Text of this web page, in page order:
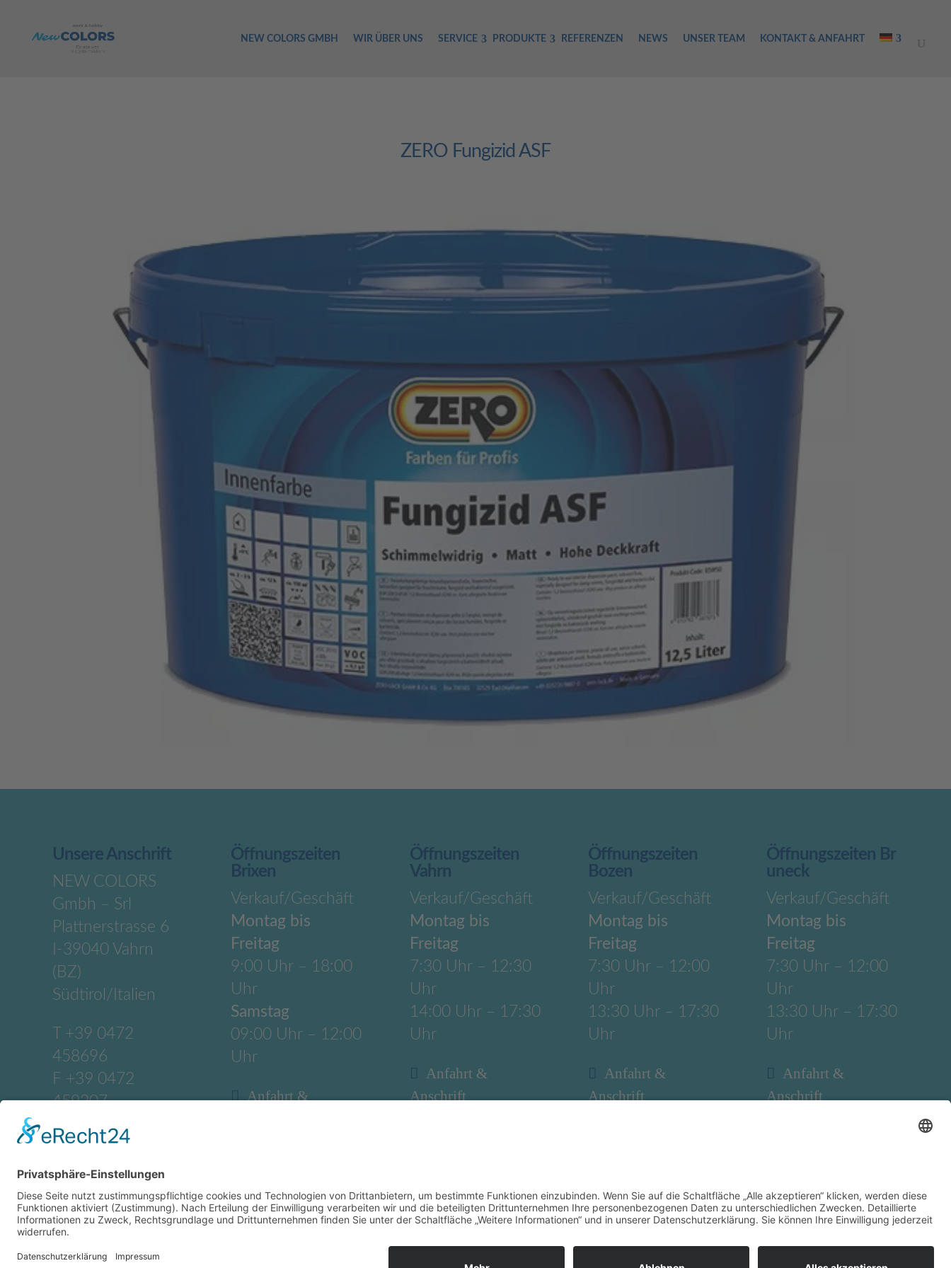
NEWCOLORS
NEW COLORS GMBH WIR ÜBER UNS SERVICE PRODUKTE REFERENZEN NEWS UNSER TEAM KONTAKT & ANFAHRT
ZERO Fungizid ASF
Unsere Anschrift
NEW COLORS
Gmbh – Srl
Plattnerstrasse 6
I-39040 Vahrn
(BZ)
Südtirol/Italien
+39 0472
458696
F +39 0472
459207
M
info@newcolors.b
z
Öffnungszeiten
Brixen
Verkauf/Geschäft
Montag bis
Freitag
9:00 Uhr – 18:00
Uhr
Samstag
09:00 Uhr – 12:00
Uhr
Anfahrt &
Öffnungszeiten
Vahrn
Verkauf/Geschäft
Montag bis
Freitag
7:30 Uhr – 12:30
Uhr
14:00 Uhr – 17:30
Uhr
Anfahrt &
Anschrift
Öffnungszeiten
Bozen
Verkauf/Geschäft
Montag bis
Freitag
7:30 Uhr – 12:00
Uhr
13:30 Uhr – 17:30
Uhr
Anfahrt &
Anschrift
Öffnungszeiten Br
uneck
Verkauf/Geschäft
Montag bis
Freitag
7:30 Uhr – 12:00
Uhr
13:30 Uhr – 17:30
Uhr
Anfahrt &
Anschrift